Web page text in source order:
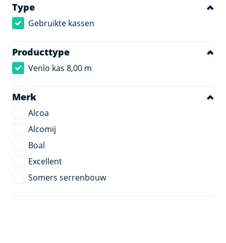
Type
Gebruikte kassen
Producttype
Venlo kas 8,00 m
Merk
Alcoa
Alcomij
Boal
Excellent
Somers serrenbouw